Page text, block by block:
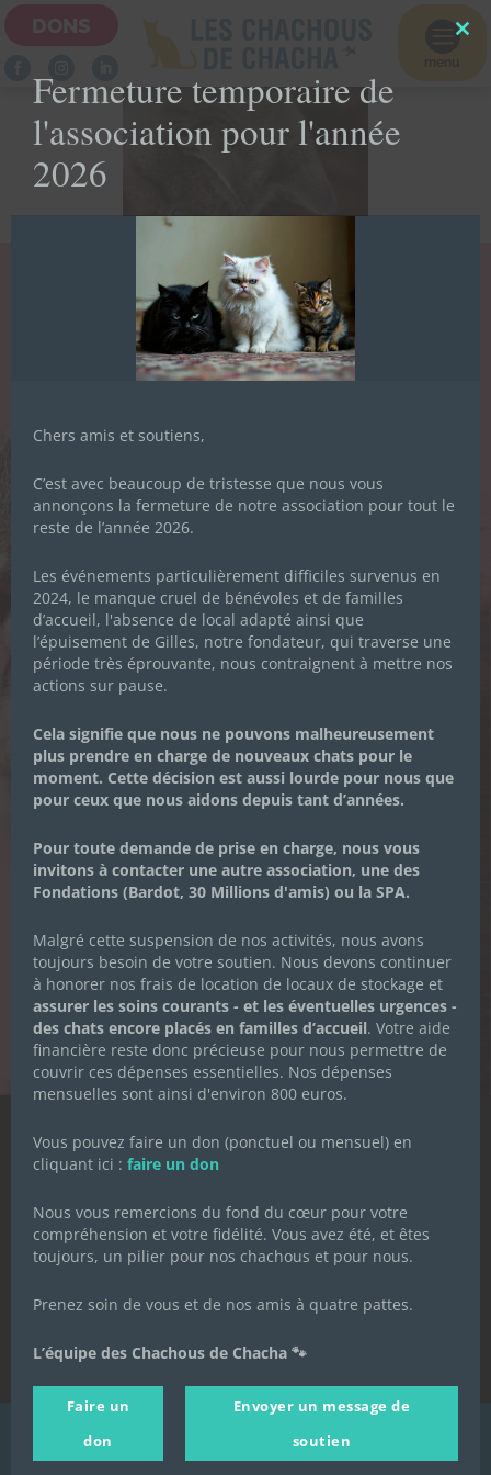

ADHÉRER À
L'ASSOCIATION
LA NEWSLETTER
DES CHACHOUS
l'actualité de l'association.
Prénom*
Nom de famille*
Adresse email
Je souhaite m'inscrire à la newsletter des
Chachous.
En cochant cette case, j'accepte de recevoir par email les
confidentialité de l'association.
S’ABONNER
Qui sommes-nous ?
La Petite Boutique des Chachous
J'agis
Contact
Mentions légales
Politique de confidentialité
© 2021-2022 Les Chachous de Chacha - Tous droits réservés
Fermeture temporaire de
l'association pour l'année
2026
Chers amis et soutiens,
C’est avec beaucoup de tristesse que nous vous
annonçons la fermeture de notre association pour tout le
reste de l’année 2026.
Les événements particulièrement difficiles survenus en
2024, le manque cruel de bénévoles et de familles
d’accueil, l'absence de local adapté ainsi que
l’épuisement de Gilles, notre fondateur, qui traverse une
période très éprouvante, nous contraignent à mettre nos
actions sur pause.
Cela signifie que nous ne pouvons malheureusement
plus prendre en charge de nouveaux chats pour le
moment. Cette décision est aussi lourde pour nous que
pour ceux que nous aidons depuis tant d’années.
Pour toute demande de prise en charge, nous vous
invitons à contacter une autre association, une des
Fondations (Bardot, 30 Millions d'amis) ou la SPA.
Malgré cette suspension de nos activités, nous avons
toujours besoin de votre soutien. Nous devons continuer
à honorer nos frais de location de locaux de stockage et
assurer les soins courants - et les éventuelles urgences -
des chats encore placés en familles d’accueil. Votre aide
financière reste donc précieuse pour nous permettre de
couvrir ces dépenses essentielles. Nos dépenses
mensuelles sont ainsi d'environ 800 euros.
Vous pouvez faire un don (ponctuel ou mensuel) en
cliquant ici : faire un don
Nous vous remercions du fond du cœur pour votre
compréhension et votre fidélité. Vous avez été, et êtes
toujours, un pilier pour nos chachous et pour nous.
Prenez soin de vous et de nos amis à quatre pattes.
L’équipe des Chachous de Chacha 🐾
Faire un
don
Envoyer un message de
soutien
Nous utilisons des cookies pour
vous garantir la meilleure
expérience sur notre site Web. Si
Politique de